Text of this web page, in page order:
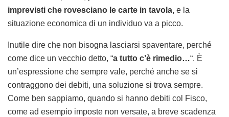
imprevisti che rovesciano le carte in tavola, e la
situazione economica di un individuo va a picco.
Inutile dire che non bisogna lasciarsi spaventare, perché
come dice un vecchio detto, “a tutto c’è rimedio…“. È
un’espressione che sempre vale, perché anche se si
contraggono dei debiti, una soluzione si trova sempre.
Come ben sappiamo, quando si hanno debiti col Fisco,
come ad esempio imposte non versate, a breve scadenza